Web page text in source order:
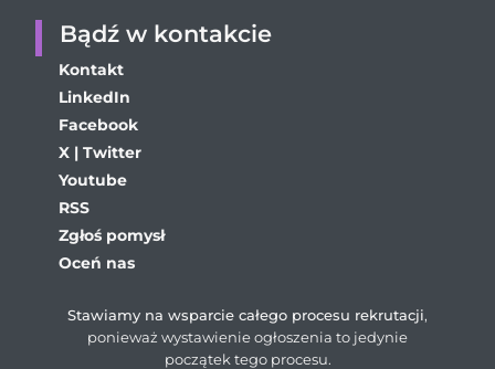
Bądź w kontakcie
Kontakt
LinkedIn
Facebook
X | Twitter
Youtube
RSS
Zgłoś pomysł
Oceń nas
Stawiamy na wsparcie całego procesu rekrutacji,
ponieważ wystawienie ogłoszenia to jedynie
początek tego procesu.